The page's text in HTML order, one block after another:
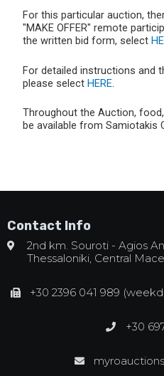
For this particular auction,
"MAKE OFFER" remote
the written bid form, select
For detailed instructions and
please select HERE.
Throughout the Auction,
be available from Samiotakis
Contact Info
2nd km. Souroti - Agios
Thessaloniki, Central
+30 2396 041 989
+30